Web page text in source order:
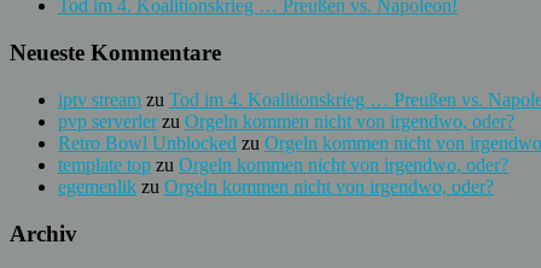
Tod im 4. Koalitionskrieg … Preußen vs. Napoleon!
Neueste Kommentare
iptv stream zu Tod im 4. Koalitionskrieg … Preußen vs.
pvp serverlerzu Orgeln kommen nicht von irgendwo, oder?
Retro Bowl Unblocked zu Orgeln kommen nicht von
template top zu Orgeln kommen nicht von irgendwo, oder?
egemenlik zu Orgeln kommen nicht von irgendwo, oder?
Archiv